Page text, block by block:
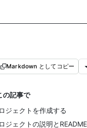
Markdown としてコピー
の記事で
ジェクトを作成する
ジェクトの説明と